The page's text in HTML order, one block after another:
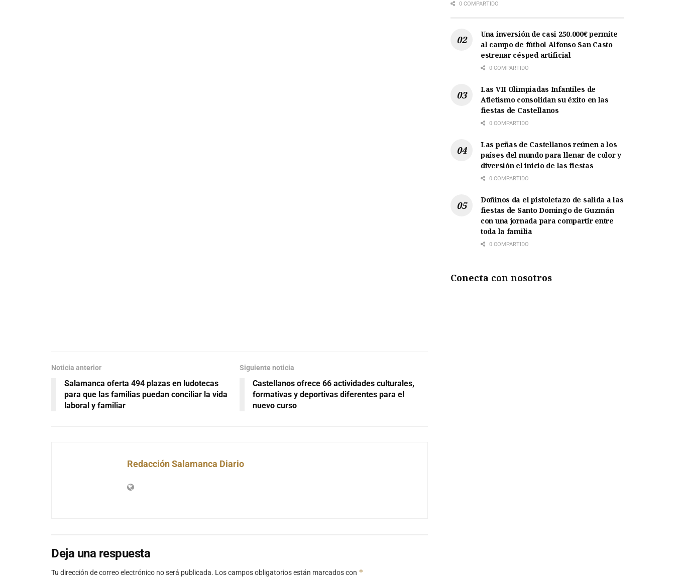
Noticia anterior
Salamanca oferta 494 plazas en ludotecas
para que las familias puedan conciliar la vida
laboral y familiar
Siguiente noticia
Castellanos ofrece 66 actividades culturales,
formativas y deportivas diferentes para el
nuevo curso
Redacción Salamanca Diario
Deja una respuesta
Tu dirección de correo electrónico no será publicada. Los campos obligatorios están marcados con *
0 COMPARTIDO
Una inversión de casi 250.000€ permite
al campo de fútbol Alfonso San Casto
estrenar césped artificial
0 COMPARTIDO
Las VII Olimpiadas Infantiles de
Atletismo consolidan su éxito en las
fiestas de Castellanos
0 COMPARTIDO
Las peñas de Castellanos reúnen a los
países del mundo para llenar de color y
diversión el inicio de las fiestas
0 COMPARTIDO
Doñinos da el pistoletazo de salida a las
fiestas de Santo Domingo de Guzmán
con una jornada para compartir entre
toda la familia
0 COMPARTIDO
Conecta con nosotros